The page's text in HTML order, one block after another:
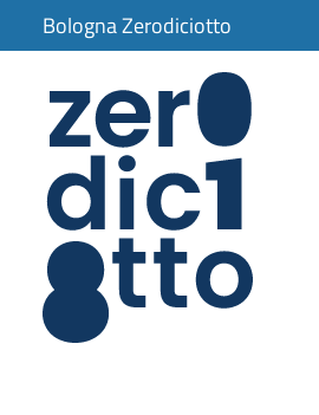
Bologna Zerodiciotto